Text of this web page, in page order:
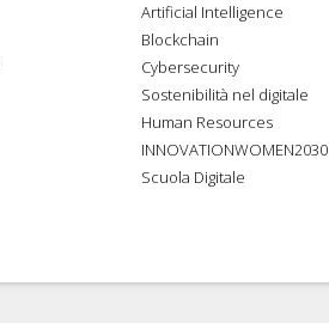
Artificial Intelligence
Blockchain
Cybersecurity
Sostenibilità nel digitale
Human Resources
INNOVATIONWOMEN2030
Scuola Digitale